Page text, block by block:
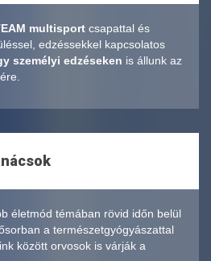
multisport csapattal és
edzéssekkel kapcsolatos
személyi edzéseken is állunk az
életmód témában rövid időn belül
a természetgyógyászattal
között orvosok is várják a